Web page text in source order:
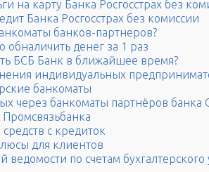
на карту Банка Росгосстрах без
Банка Росгосстрах без комиссии
банков-партнеров?
обналичить денег за 1 раз
БСБ Банк в ближайшее время?
индивидуальных
банкоматы
через банкоматы партнёров банка
Промсвязьбанка
с кредиток
для клиентов
по счетам бухгалтерского